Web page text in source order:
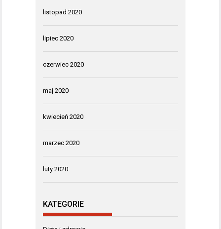
listopad 2020
lipiec 2020
czerwiec 2020
maj 2020
kwiecień 2020
marzec 2020
luty 2020
KATEGORIE